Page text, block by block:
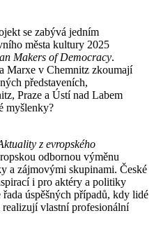
se zabývá jedním
města kultury 2025
Makers of Democracy.
Marxe v Chemnitz zkoumají
představeních,
Praze a Ústí nad Labem
myšlenky?
z evropského
odbornou výměnu
a zájmovými skupinami. České
i pro aktéry a politiky
úspěšných případů, kdy lidé
realizují vlastní profesionální